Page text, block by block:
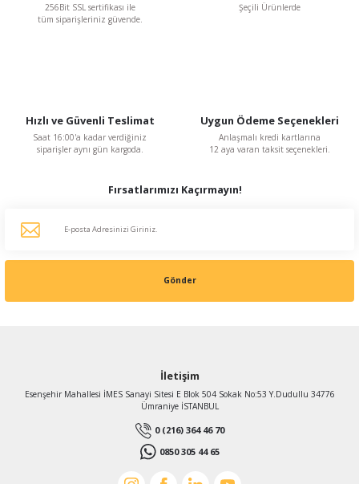
256Bit SSL sertifikası ile
tüm siparişleriniz güvende.
Şeçili Ürünlerde
Hızlı ve Güvenli Teslimat
Saat 16:00'a kadar verdiğiniz
siparişler aynı gün kargoda.
Uygun Ödeme Seçenekleri
Anlaşmalı kredi kartlarına
12 aya varan taksit seçenekleri.
Fırsatlarımızı Kaçırmayın!
Gönder
İletişim
Esenşehir Mahallesi İMES Sanayi Sitesi E Blok 504 Sokak No:53 Y.Dudullu 34776
Ümraniye İSTANBUL
0 (216) 364 46 70
0850 305 44 65